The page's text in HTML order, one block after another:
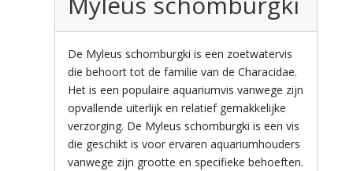
De Myleus schomburgki is een zoetwatervis
die behoort tot de familie van de Characidae.
Het is een populaire aquariumvis vanwege zijn
opvallende uiterlijk en relatief gemakkelijke
verzorging. De Myleus schomburgki is een vis
die geschikt is voor ervaren aquariumhouders
vanwege zijn grootte en specifieke behoeften.